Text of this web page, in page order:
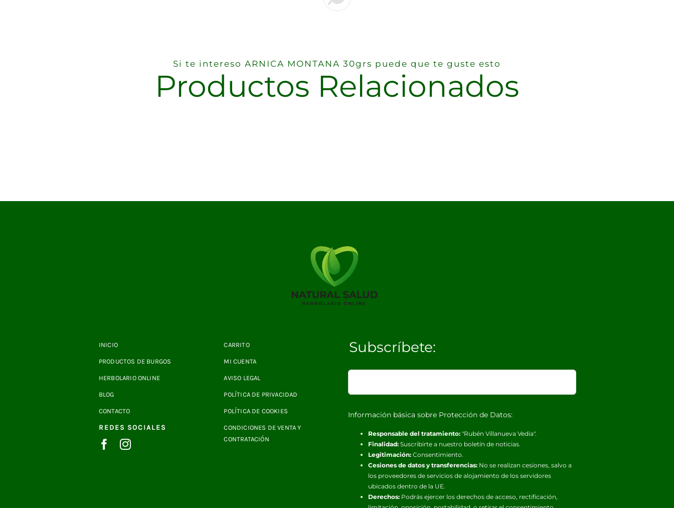
Si te intereso ARNICA MONTANA 30grs puede que te guste esto
Productos Relacionados
INICIO
PRODUCTOS DE BURGOS
HERBOLARIO ONLINE
BLOG
CONTACTO
REDES SOCIALES
CARRITO
MI CUENTA
AVISO LEGAL
POLÍTICA DE PRIVACIDAD
POLÍTICA DE COOKIES
CONDICIONES DE VENTA Y
CONTRATACIÓN
Subscríbete:
Información básica sobre Protección de Datos:
Responsable del tratamiento: "Rubén Villanueva Vedia".
Finalidad: Suscribirte a nuestro boletín de noticias.
Legitimación: Consentimiento.
Cesiones de datos y transferencias: No se realizan cesiones, salvo a
los proveedores de servicios de alojamiento de los servidores
ubicados dentro de la UE.
Derechos: Podrás ejercer los derechos de acceso, rectificación,